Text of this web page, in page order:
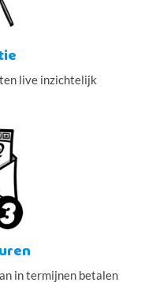
live inzichtelijk
in termijnen betalen